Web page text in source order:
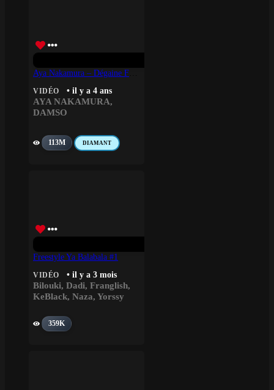
VIDÉO • il y a 4 ans
AYA NAKAMURA,
DAMSO
113M DIAMANT
Freestyle Ya Balabala #1
VIDÉO • il y a 3 mois
Bilouki, Dadi, Franglish,
KeBlack, Naza, Yorssy
359K